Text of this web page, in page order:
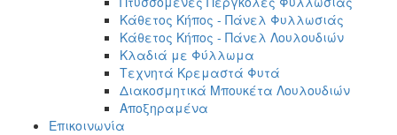
Κάθετος Κήπος - Πάνελ Φυλλωσιάς
Κάθετος Κήπος - Πάνελ Λουλουδιών
Κλαδιά με Φύλλωμα
Τεχνητά Κρεμαστά Φυτά
Διακοσμητικά Μπουκέτα Λουλουδιών
Αποξηραμένα
Επικοινωνία